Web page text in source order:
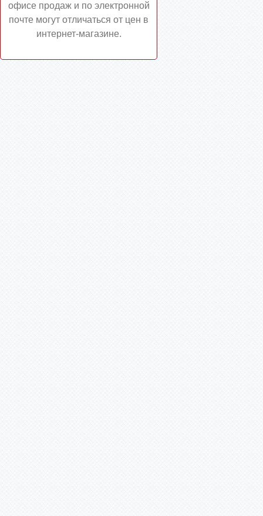
офисе продаж и по электронной
почте могут отличаться от цен в
интернет-магазине.